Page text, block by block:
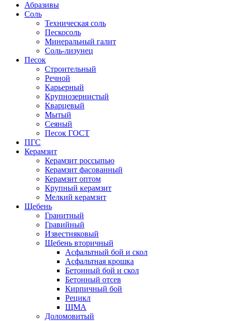
Абразивы
Соль
Техническая соль
Пескосоль
Минеральный галит
Соль-лизунец
Песок
Строительный
Речной
Карьерный
Крупнозернистый
Кварцевый
Мытый
Сеяный
Песок ГОСТ
ПГС
Керамзит
Керамзит россыпью
Керамзит фасованный
Керамзит оптом
Крупный керамзит
Мелкий керамзит
Щебень
Гранитный
Гравийный
Известняковый
Щебень вторичный
Асфальтный бой и скол
Асфальтная крошка
Бетонный бой и скол
Бетонный отсев
Кирпичный бой
Рецикл
ЩМА
Доломовитый